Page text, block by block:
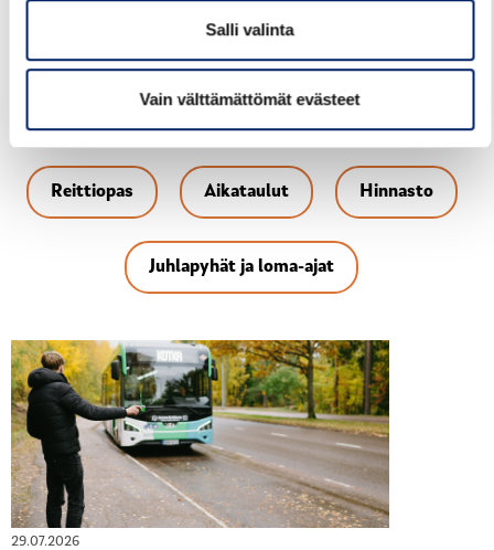
Salli valinta
Vain välttämättömät evästeet
Linjan aikataulut eivät muutu.
Päivitetty linjan 34B aikataulu-sivu
Reittiopas Aikataulut Hinnasto
Juhlapyhät ja loma-ajat
29.07.2026